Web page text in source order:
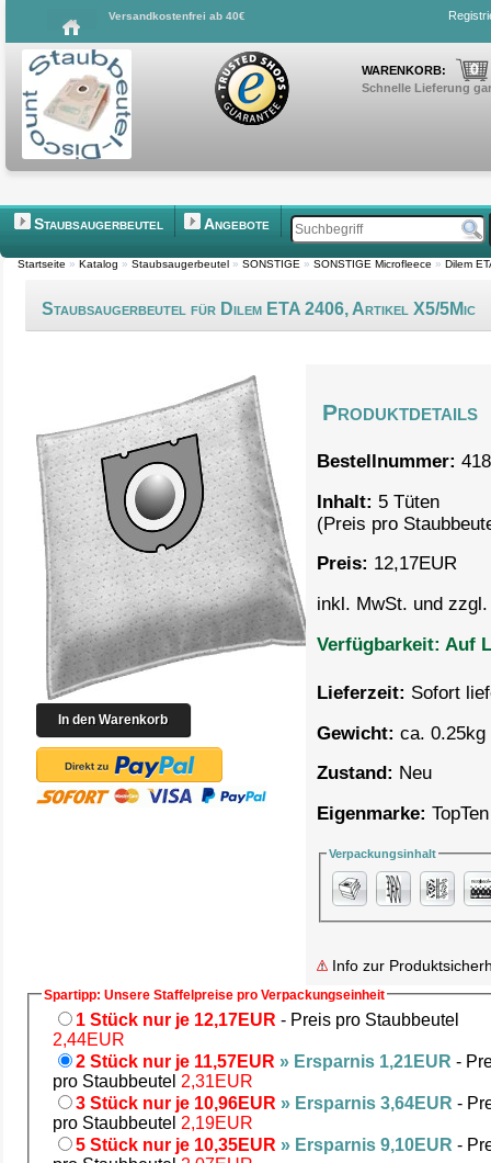
Versandkostenfrei ab 40€
WARENKORB: 0
Schnelle Lieferung
Staubsaugerbeutel Angebote
Startseite » Katalog » Staubsaugerbeutel » SONSTIGE » SONSTIGE Microfleece » Dilem
Staubsaugerbeutel für Dilem ETA 2406, Artikel X5/5Mic
Produktdetails
Bestellnummer:
Inhalt: 5 Tüten
(Preis pro
Preis: 12,17EUR
inkl. MwSt. und
Verfügbarkeit: Auf
Lieferzeit: Sofort
Gewicht: ca. 0.25kg
Zustand: Neu
Eigenmarke: TopTen
Verpackungsinhalt
Info zur
Spartipp: Unsere Staffelpreise pro Verpackungseinheit
1 Stück nur je 12,17EUR - Preis pro Staubbeutel
2,44EUR
2 Stück nur je 11,57EUR » Ersparnis 1,21EUR -
pro Staubbeutel 2,31EUR
3 Stück nur je 10,96EUR » Ersparnis 3,64EUR -
pro Staubbeutel 2,19EUR
5 Stück nur je 10,35EUR » Ersparnis 9,10EUR -